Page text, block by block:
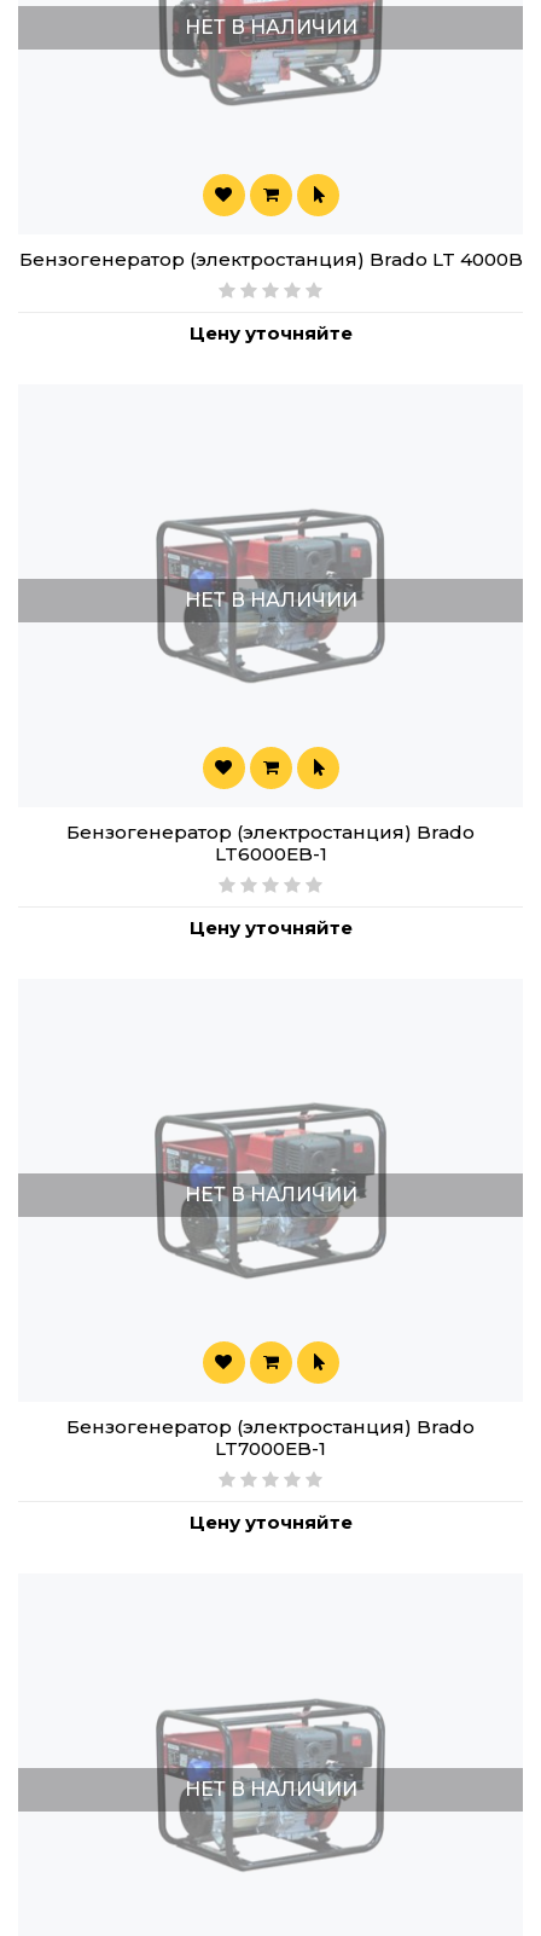
НЕТ В НАЛИЧИИ
Бензогенератор (электростанция) Brado LT 4000B
Цену уточняйте
НЕТ В НАЛИЧИИ
Бензогенератор (электростанция) Brado
LT6000EB-1
Цену уточняйте
НЕТ В НАЛИЧИИ
Бензогенератор (электростанция) Brado
LT7000EB-1
Цену уточняйте
НЕТ В НАЛИЧИИ